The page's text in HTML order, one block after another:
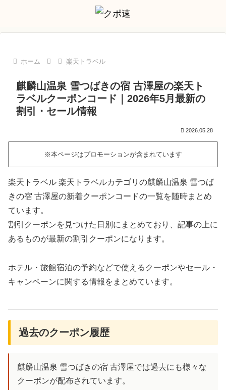
ホーム 楽天トラベル
麒麟山温泉 雪つばきの宿 古澤屋の楽天ト
ラベルクーポンコード｜2026年5月最新の
割引・セール情報
2026.05.28
※本ページはプロモーションが含まれています
楽天トラベル 楽天トラベルカテゴリの麒麟山温泉 雪つば
きの宿 古澤屋の新着クーポンコードの一覧を随時まとめ
ています。
割引クーポンを見つけた日別にまとめており、記事の上に
あるものが最新の割引クーポンになります。
ホテル・旅館宿泊の予約などで使えるクーポンやセール・
キャンペーンに関する情報をまとめています。
過去のクーポン履歴
麒麟山温泉 雪つばきの宿 古澤屋では過去にも様々な
クーポンが配布されています。